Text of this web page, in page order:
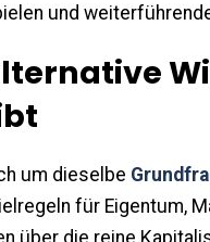
und
um dieselbe
für Eigentum,
über die reine